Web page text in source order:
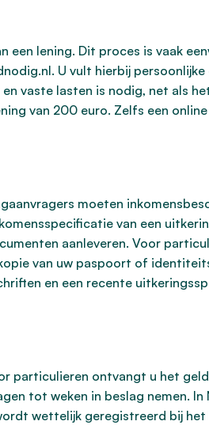
lening. Dit proces is vaak
U vult hierbij persoonlijke
vaste lasten is nodig, net als
van 200 euro. Zelfs een
moeten
van een
aanleveren. Voor
van uw paspoort of
en een recente
particulieren ontvangt u het
tot weken in beslag nemen.
wettelijk geregistreerd bij het